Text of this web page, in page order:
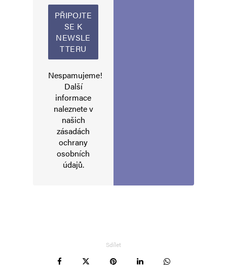
Alternative:
Nespamujeme!
Další
informace
naleznete v
našich
zásadách
ochrany
osobních
údajů.
Sdílet